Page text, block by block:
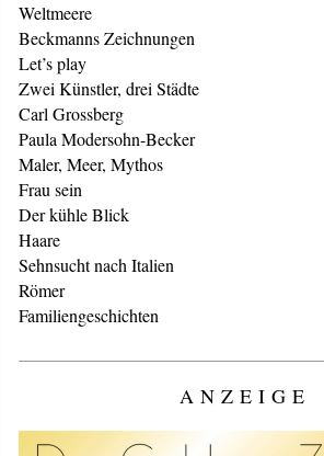
Weltmeere
Beckmanns Zeichnungen
Let’s play
Zwei Künstler, drei Städte
Carl Grossberg
Paula Modersohn-Becker
Maler, Meer, Mythos
Frau sein
Der kühle Blick
Haare
Sehnsucht nach Italien
Römer
Familiengeschichten
ANZEIGE